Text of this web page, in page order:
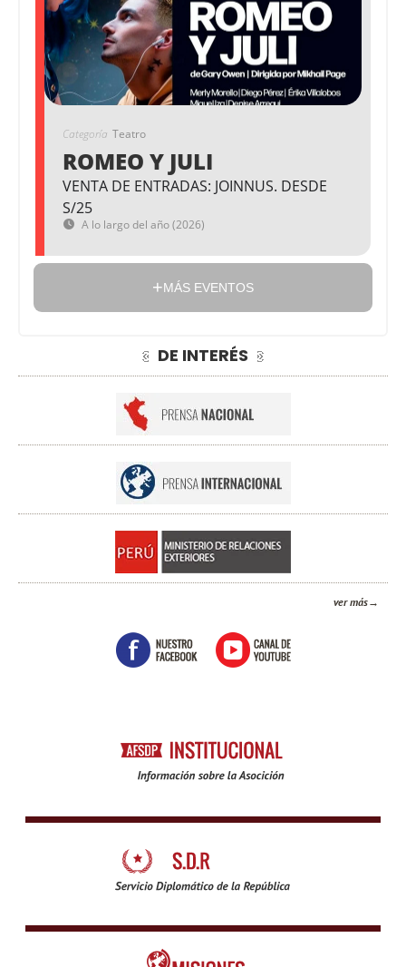
Categoría Teatro
ROMEO Y JULI
VENTA DE ENTRADAS: JOINNUS. DESDE
S/25
A lo largo del año (2026)
MÁS EVENTOS
DE INTERÉS
ver más